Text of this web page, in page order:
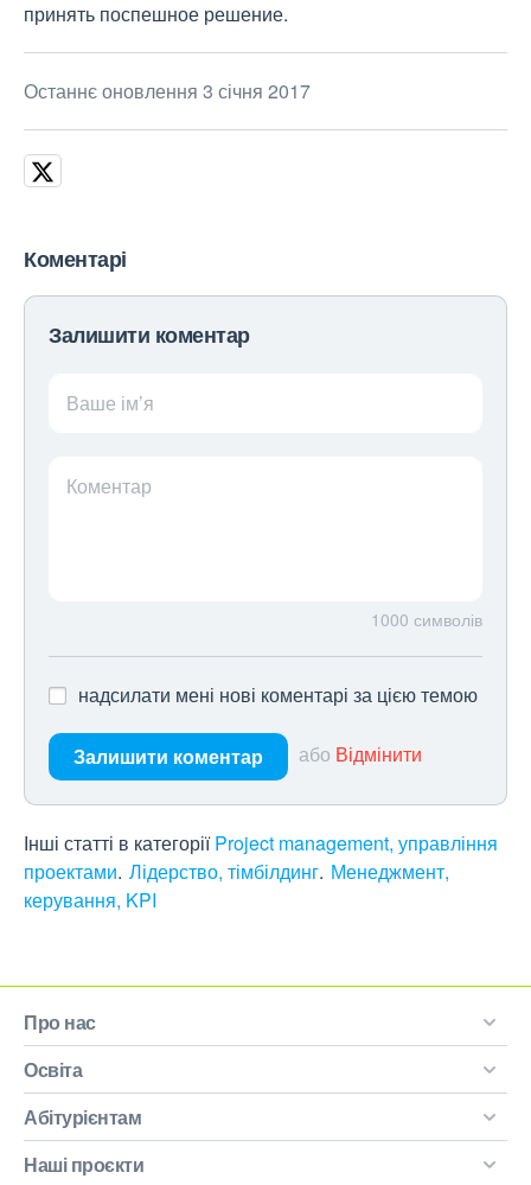
принять поспешное решение.
Останнє оновлення 3 січня 2017
Коментарі
Залишити коментар
Ваше ім’я
Коментар
1000 символів
надсилати мені нові коментарі за цією темою
Залишити коментар або Відмінити
Інші статті в категорії Project management, управління
проектами Лідерство, тімбілдинг Менеджмент,
керування, KPI
Про нас
Освіта
Абітурієнтам
Наші проєкти